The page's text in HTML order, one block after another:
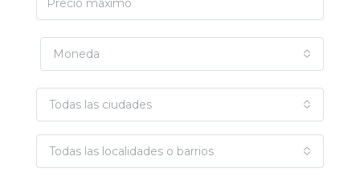
Moneda
Todas las ciudades
Todas las localidades o barrios